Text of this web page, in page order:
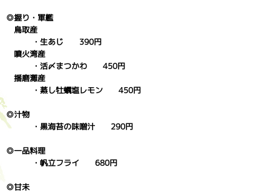
◎握り・軍艦
鳥取産
・生あじ 390円
噴火湾産
・活〆まつかわ 450円
播磨灘産
・蒸し牡蠣塩レモン 450円
◎汁物
・黒海苔の味噌汁 290円
◎一品料理
・帆立フライ 680円
◎甘未